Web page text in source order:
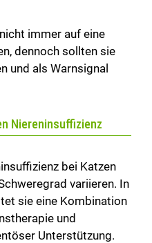
immer auf eine
dennoch sollten sie
und als Warnsignal
Niereninsuffizienz
bei Katzen
variieren. In
sie eine Kombination
und
Unterstützung.